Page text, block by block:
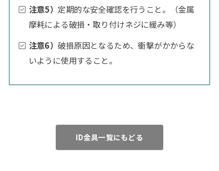
注意5） 定期的な安全確認を行うこと。（金属
摩耗による破損・取り付けネジに緩み等）
注意6）破損原因となるため、衝撃がかからな
いように使用すること。
ID金具一覧にもどる